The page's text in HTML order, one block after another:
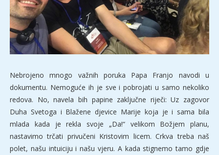
Nebrojeno mnogo važnih poruka Papa Franjo navodi u
dokumentu. Nemoguće ih je sve i pobrojati u samo nekoliko
redova. No, navela bih papine zaključne riječi: Uz zagovor
Duha Svetoga i Blažene djevice Marije koja je i sama bila
mlada kada je rekla svoje „Da!“ velikom Božjem planu,
nastavimo trčati privučeni Kristovim licem. Crkva treba naš
polet, našu intuiciju i našu vjeru. A kada stignemo tamo gdje